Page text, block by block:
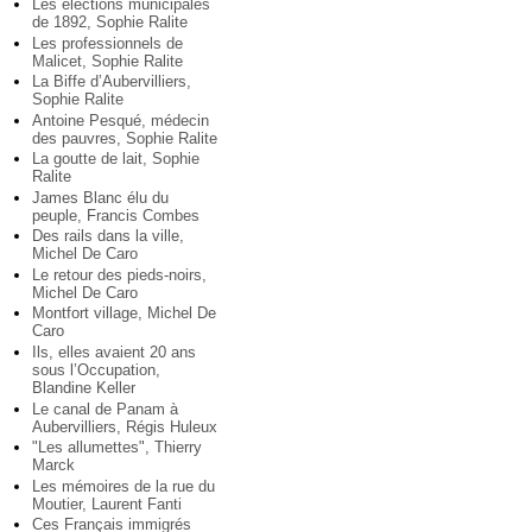
Les élections municipales
de 1892, Sophie Ralite
Les professionnels de
Malicet, Sophie Ralite
La Biffe d’Aubervilliers,
Sophie Ralite
Antoine Pesqué, médecin
des pauvres, Sophie Ralite
La goutte de lait, Sophie
Ralite
James Blanc élu du
peuple, Francis Combes
Des rails dans la ville,
Michel De Caro
Le retour des pieds-noirs,
Michel De Caro
Montfort village, Michel De
Caro
Ils, elles avaient 20 ans
sous l’Occupation,
Blandine Keller
Le canal de Panam à
Aubervilliers, Régis Huleux
"Les allumettes", Thierry
Marck
Les mémoires de la rue du
Moutier, Laurent Fanti
Ces Français immigrés